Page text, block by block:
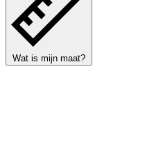
Wat is mijn maat?